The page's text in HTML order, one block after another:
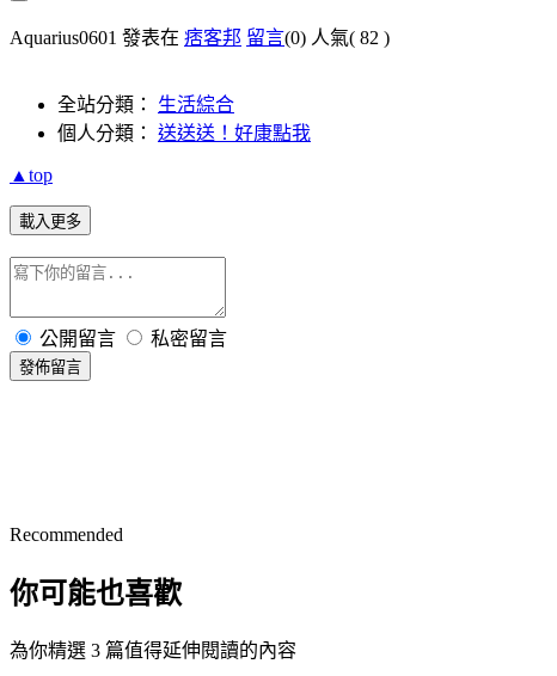
Aquarius0601 發表在 痞客邦 留言(0) 人氣( 82 )
全站分類： 生活綜合
個人分類： 送送送！好康點我
▲top
載入更多
公開留言 私密留言
發佈留言
Recommended
你可能也喜歡
為你精選 3 篇值得延伸閱讀的內容